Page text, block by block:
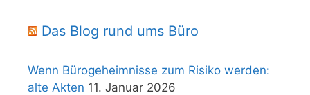
Das Blog rund ums Büro
Wenn Bürogeheimnisse zum Risiko werden:
alte Akten 11. Januar 2026